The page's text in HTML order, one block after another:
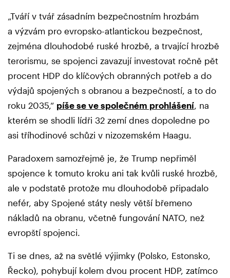
„Tváří v tvář zásadním bezpečnostním hrozbám
a výzvám pro evropsko-atlantickou bezpečnost,
zejména dlouhodobé ruské hrozbě, a trvající hrozbě
terorismu, se spojenci zavazují investovat ročně pět
procent HDP do klíčových obranných potřeb a do
výdajů spojených s obranou a bezpečností, a to do
roku 2035,“ píše se ve společném prohlášení, na
kterém se shodli lídři 32 zemí dnes dopoledne po
asi tříhodinové schůzi v nizozemském Haagu.
Paradoxem samozřejmě je, že Trump nepřiměl
spojence k tomuto kroku ani tak kvůli ruské hrozbě,
ale v podstatě protože mu dlouhodobě připadalo
nefér, aby Spojené státy nesly větší břemeno
nákladů na obranu, včetně fungování NATO, než
evropští spojenci.
Ti se dnes, až na světlé výjimky (Polsko, Estonsko,
Řecko), pohybují kolem dvou procent HDP, zatímco